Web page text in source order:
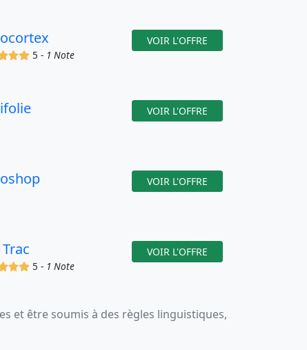
(x)(x)(x)
5 - 1 Note
VOIR L'OFFRE
VOIR L'OFFRE
VOIR L'OFFRE
(x)(x)(x)
5 - 1 Note
VOIR L'OFFRE
et être soumis à des règles linguistiques,